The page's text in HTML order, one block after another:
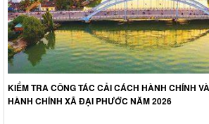
KIỂM TRA CÔNG TÁC CẢI CÁCH HÀNH CHÍNH
HÀNH CHÍNH XÃ ĐẠI PHƯỚC NĂM 2026